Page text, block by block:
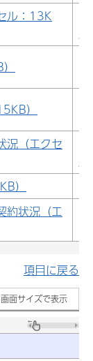
ル：13K
）
況（エクセ
）
約状況（エ
項目に戻る
画面サイズで表示